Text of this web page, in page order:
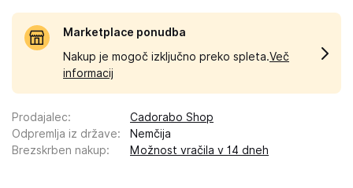
Marketplace ponudba
Nakup je mogoč izključno preko spleta.Več
informacij
Prodajalec:
Cadorabo Shop
Odpremlja iz države:
Nemčija
Brezskrben nakup: Možnost vračila v 14 dneh